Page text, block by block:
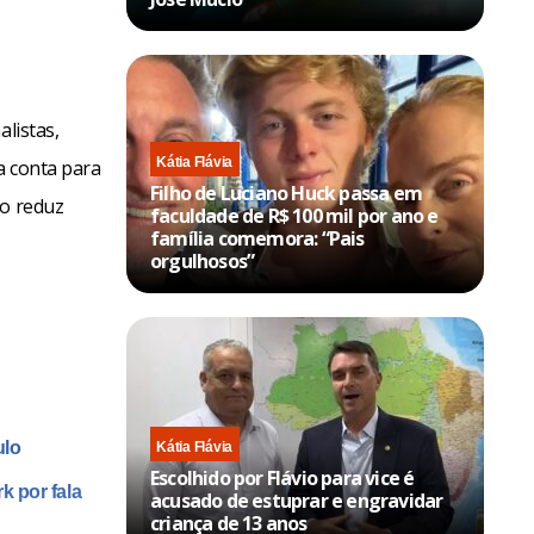
conta para
reduz
por fala
Kátia Flávia
Filho de Luciano Huck passa em
faculdade de R$ 100 mil por ano e
família comemora: “Pais
orgulhosos”
Kátia Flávia
Escolhido por Flávio para vice é
acusado de estuprar e engravidar
criança de 13 anos